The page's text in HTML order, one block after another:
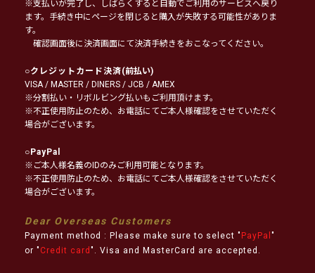
※支払いが完了し、しばらくすると自動でご利用のサービスへ戻り
ます。手続き中にページを閉じると購入が失敗する可能性がありま
す。
確認画面後に決済画面にて決済手続きをおこなってください。
○クレジットカード決済(前払い)
VISA / MASTER / DINERS / JCB / AMEX
※分割払い・リボルビング払いもご利用頂けます。
※不正使用防止のため、お電話にてご本人様確認をさせていただく
場合がございます。
○PayPal
※ご本人様名義のIDのみご利用可能となります。
※不正使用防止のため、お電話にてご本人様確認をさせていただく
場合がございます。
Dear Overseas Customers
Payment method : Please make sure to select " PayPal "
or " Credit card ". Visa and MasterCard are accepted.